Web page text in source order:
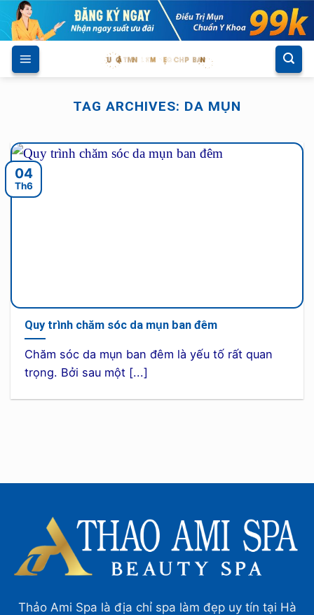
Skip
to
content
TAG ARCHIVES: DA MỤN
Quy trình chăm sóc da mụn ban đêm
Chăm sóc da mụn ban đêm là yếu tố rất quan
trọng. Bởi sau một [...]
04
Th6
Thảo Ami Spa là địa chỉ spa làm đẹp uy tín tại Hà